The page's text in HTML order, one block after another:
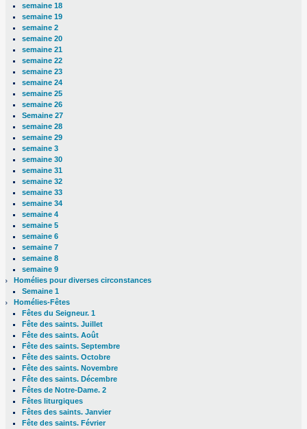
semaine 18
semaine 19
semaine 2
semaine 20
semaine 21
semaine 22
semaine 23
semaine 24
semaine 25
semaine 26
Semaine 27
semaine 28
semaine 29
semaine 3
semaine 30
semaine 31
semaine 32
semaine 33
semaine 34
semaine 4
semaine 5
semaine 6
semaine 7
semaine 8
semaine 9
Homélies pour diverses circonstances
Semaine 1
Homélies-Fêtes
Fêtes du Seigneur. 1
Fête des saints. Juillet
Fête des saints. Août
Fête des saints. Septembre
Fête des saints. Octobre
Fête des saints. Novembre
Fête des saints. Décembre
Fêtes de Notre-Dame. 2
Fêtes liturgiques
Fêtes des saints. Janvier
Fête des saints. Février